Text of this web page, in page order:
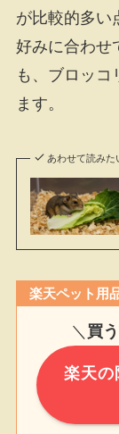
が比較的多い
好みに合わせ
も、ブロッコ
ます。
あわせて読みた
楽天ペット用
＼ 買
楽天の